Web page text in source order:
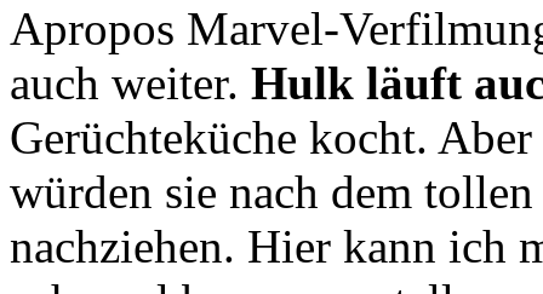
Apropos Marvel-
auch weiter. Hulk läuft
Gerüchteküche kocht.
würden sie nach dem
nachziehen. Hier kann ich